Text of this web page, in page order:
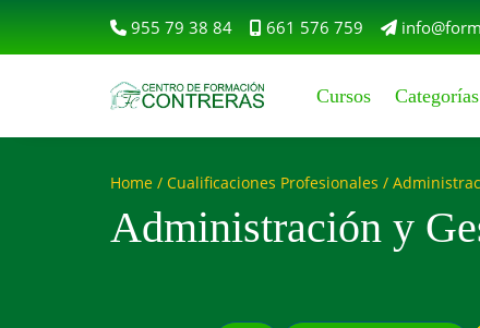
955 79 38 84 661 576 759
Cursos Categorías
Home/ Cualificaciones Profesionales /
Administración y